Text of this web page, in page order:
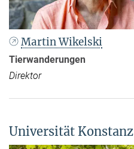
Martin Wikelski
Tierwanderungen
Direktor
Universität Konstanz